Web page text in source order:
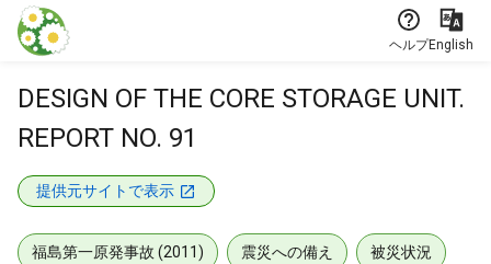
本文に飛ぶ
ヘルプEnglish
DESIGN OF THE CORE STORAGE UNIT.
REPORT NO. 91
提供元サイトで表示
福島第一原発事故 (2011) 震災への備え 被災状況